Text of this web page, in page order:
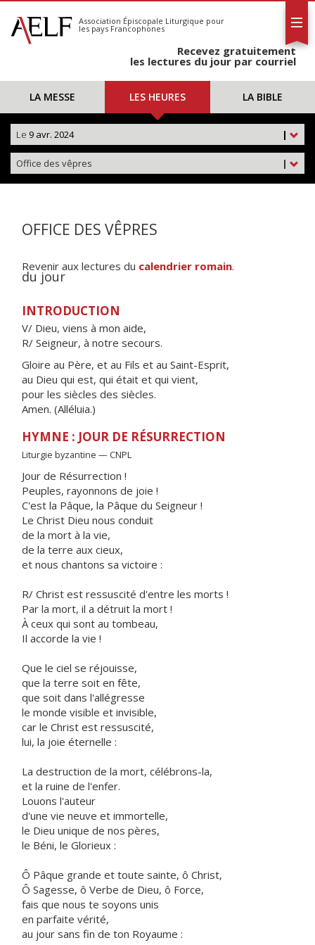
S'abonner
Calendrier
Association Épiscopale Liturgique pour
les pays Francophones
Recevez gratuitement
les lectures du jour par courriel
LA MESSE LES HEURES LA BIBLE
|
Le 9 avr. 2024
|
Office des vêpres
OFFICE DES VÊPRES
Revenir aux lectures du calendrier romain.
du jour
INTRODUCTION
V/ Dieu, viens à mon aide,
R/ Seigneur, à notre secours.
Gloire au Père, et au Fils et au Saint-Esprit,
au Dieu qui est, qui était et qui vient,
pour les siècles des siècles.
Amen. (Alléluia.)
HYMNE : JOUR DE RÉSURRECTION
Liturgie byzantine — CNPL
Jour de Résurrection !
Peuples, rayonnons de joie !
C'est la Pâque, la Pâque du Seigneur !
Le Christ Dieu nous conduit
de la mort à la vie,
de la terre aux cieux,
et nous chantons sa victoire :
R/ Christ est ressuscité d'entre les morts !
Par la mort, il a détruit la mort !
À ceux qui sont au tombeau,
Il accorde la vie !
Que le ciel se réjouisse,
que la terre soit en fête,
que soit dans l'allégresse
le monde visible et invisible,
car le Christ est ressuscité,
lui, la joie éternelle :
La destruction de la mort, célébrons-la,
et la ruine de l'enfer.
Louons l'auteur
d'une vie neuve et immortelle,
le Dieu unique de nos pères,
le Béni, le Glorieux :
Ô Pâque grande et toute sainte, ô Christ,
Ô Sagesse, ô Verbe de Dieu, ô Force,
fais que nous te soyons unis
en parfaite vérité,
au jour sans fin de ton Royaume :